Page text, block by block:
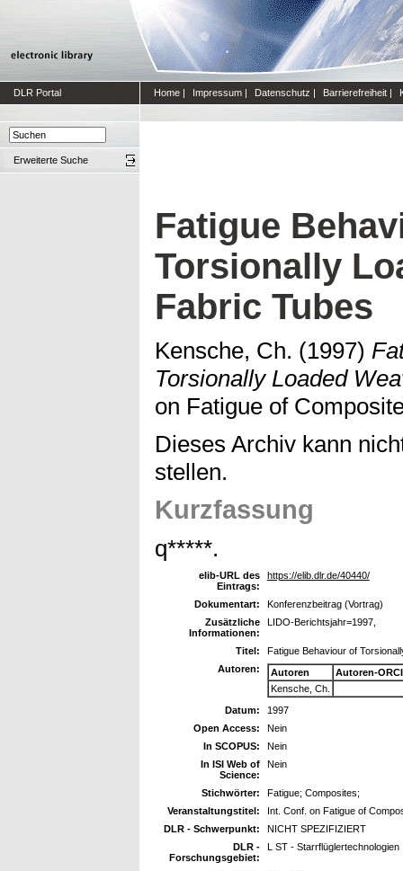
DLR Portal Home | Impressum | Datenschutz | Barrierefreiheit |
Erweiterte Suche
Fatigue
Torsionally
Fabric Tubes
Kensche, Ch. (1997)
Torsionally Loaded
on Fatigue of
Dieses Archiv kann
stellen.
Kurzfassung
q*****.
elib-URL des
Eintrags:
https://elib.dlr.de/40440/
Dokumentart:
Konferenzbeitrag (Vortrag)
Zusätzliche
Informationen:
LIDO-Berichtsjahr=1997,
Titel:
Fatigue Behaviour of
Autoren:
Autoren
Autoren-
Kensche, Ch.
Datum:
1997
Open Access:
Nein
In SCOPUS:
Nein
In ISI Web of
Science:
Nein
Stichwörter:
Fatigue; Composites;
Veranstaltungstitel:
Int. Conf. on Fatigue of
DLR - Schwerpunkt:
NICHT SPEZIFIZIERT
DLR -
Forschungsgebiet:
L ST - Starrflüglertechnologien